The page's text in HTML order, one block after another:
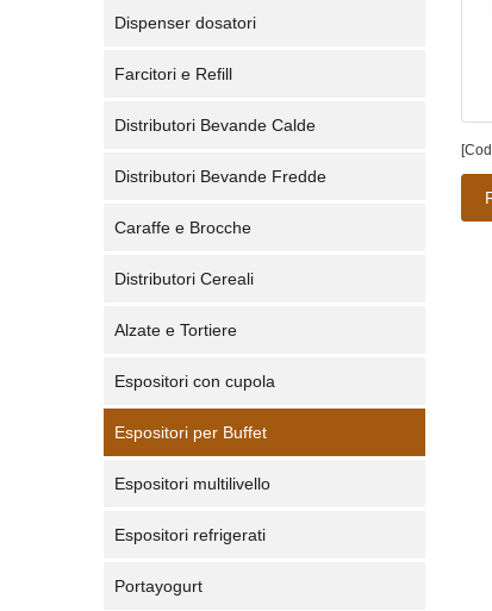
Dispenser dosatori
Farcitori e Refill
Distributori Bevande Calde
Distributori Bevande Fredde
Caraffe e Brocche
Distributori Cereali
Alzate e Tortiere
Espositori con cupola
Espositori per Buffet
Espositori multilivello
Espositori refrigerati
Portayogurt